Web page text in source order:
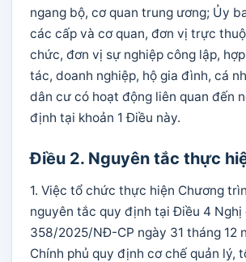
ngang bộ, cơ quan trung ương; Ủy
các cấp và cơ quan, đơn vị trực
chức, đơn vị sự nghiệp công lập,
tác, doanh nghiệp, hộ gia đình, cá
dân cư có hoạt động liên quan đến
định tại khoản 1 Điều này.
Điều 2. Nguyên tắc thực
1. Việc tổ chức thực hiện Chương
nguyên tắc quy định tại Điều 4 Nghị
358/2025/NĐ-CP ngày 31 tháng 12
Chính phủ quy định cơ chế quản lý,